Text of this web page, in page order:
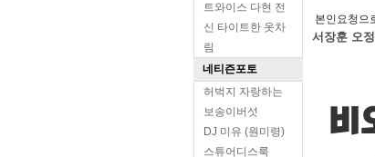
트와이스 다현 전
신 타이트한 옷차
림
네티즌포토
허벅지 자랑하는
보송이버섯
DJ 미유 (원미령)
스튜어디스룩
본인요청으
서장훈 오